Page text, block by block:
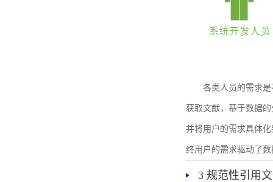
各类人员的需求
获取文献，基于数据
并将用户的需求具体
终用户的需求驱动了
3 规范性引用